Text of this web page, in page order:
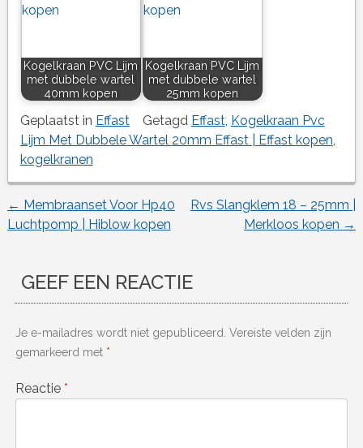
Kogelkraan PVC Lijm
met dubbele wartel
40mm kopen
Kogelkraan PVC Lijm
met dubbele wartel
25mm kopen
Geplaatst in Effast Getagd Effast, Kogelkraan Pvc
Lijm Met Dubbele Wartel 20mm Effast | Effast kopen,
kogelkranen
Berichtnavigatie
← Membraanset Voor Hp40
Luchtpomp | Hiblow kopen
Rvs Slangklem 18 – 25mm |
Merkloos kopen →
GEEF EEN REACTIE
Je e-mailadres wordt niet gepubliceerd. Vereiste velden zijn
gemarkeerd met *
Reactie *